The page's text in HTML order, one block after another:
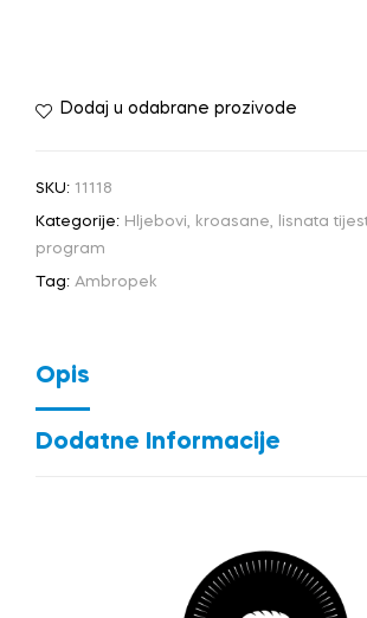
Dodaj u odabrane prozivode
SKU: 11118
Kategorije: Hljebovi, kroasane, lisnata
program
Tag: Ambropek
Opis
Dodatne Informacije